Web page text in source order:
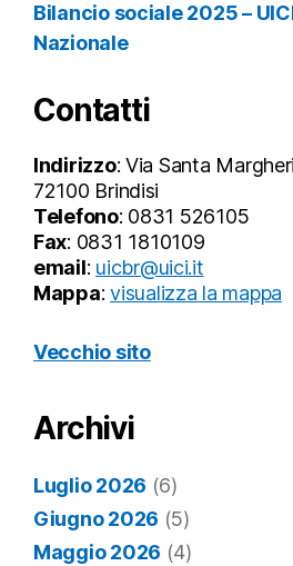
Bilancio sociale 2025 –
Nazionale
Contatti
Indirizzo: Via Santa
72100 Brindisi
Telefono: 0831 526105
Fax: 0831 1810109
email: uicbr@uici.it
Mappa:visualizza la mappa
Vecchio sito
Archivi
Luglio 2026 (6)
Giugno 2026 (5)
Maggio 2026 (4)